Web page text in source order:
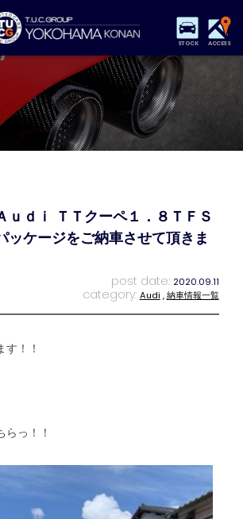
STOCK ACCESS
保証&サービス パーツリスト
店舗情報 アクセスマップ
特別作業 注文販売
スタッフblog 納車blog
ｕｄｉ ＴＴクーペ１．８ＴＦＳ
ッケージをご納車させて頂きま
post date: 2020.09.11
category: Audi ,納車情報一覧
す！！
らっ！！